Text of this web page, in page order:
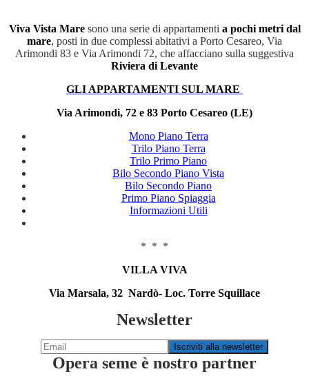
Viva Vista Maresono una serie di appartamenti a pochi metri dal
mare, posti in due complessi abitativi a Porto Cesareo, Via
Arimondi 83 e Via Arimondi 72, che affacciano sulla suggestiva
Riviera di Levante
GLI APPARTAMENTI SUL MARE
Via Arimondi, 72 e 83 Porto Cesareo (LE)
Mono Piano Terra
Trilo Piano Terra
Trilo Primo Piano
Bilo Secondo Piano Vista
Bilo Secondo Piano
Primo Piano Spiaggia
Informazioni Utili
* * *
VILLA VIVA
Via Marsala, 32 Nardò- Loc. Torre Squillace
Newsletter
Opera seme è nostro partner